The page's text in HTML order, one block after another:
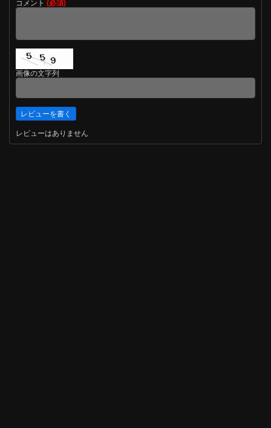
コメント (必須)
画像の文字列
レビューはありません